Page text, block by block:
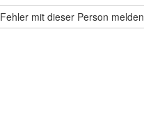
Fehler mit dieser Person melden